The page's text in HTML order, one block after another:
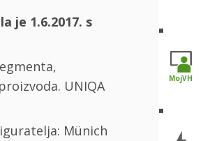
je 1.6.2017. s
UNIQA
Münich
MojVH